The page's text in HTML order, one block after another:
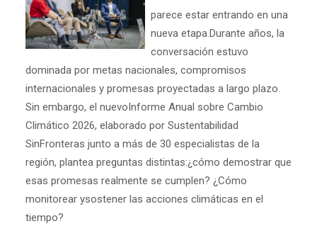
parece estar entrando en una
nueva etapa.Durante años, la
conversación estuvo
dominada por metas nacionales, compromisos
internacionales y promesas proyectadas a largo plazo.
Sin embargo, el nuevoInforme Anual sobre Cambio
Climático 2026, elaborado por Sustentabilidad
SinFronteras junto a más de 30 especialistas de la
región, plantea preguntas distintas:¿cómo demostrar que
esas promesas realmente se cumplen? ¿Cómo
monitorear ysostener las acciones climáticas en el
tiempo?